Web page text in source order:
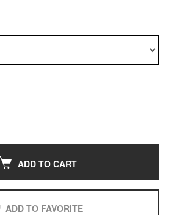
ADD TO CART
ADD TO FAVORITE